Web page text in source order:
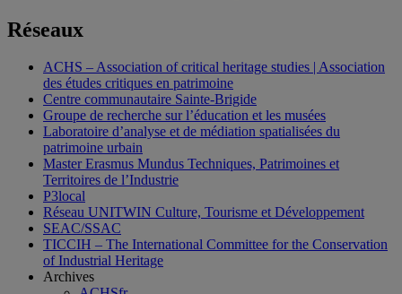
Réseaux
ACHS – Association of critical heritage studies | Association
des études critiques en patrimoine
Centre communautaire Sainte-Brigide
Groupe de recherche sur l’éducation et les musées
Laboratoire d’analyse et de médiation spatialisées du
patrimoine urbain
Master Erasmus Mundus Techniques, Patrimoines et
Territoires de l’Industrie
P3local
Réseau UNITWIN Culture, Tourisme et Développement
SEAC/SSAC
TICCIH – The International Committee for the Conservation
of Industrial Heritage
Archives